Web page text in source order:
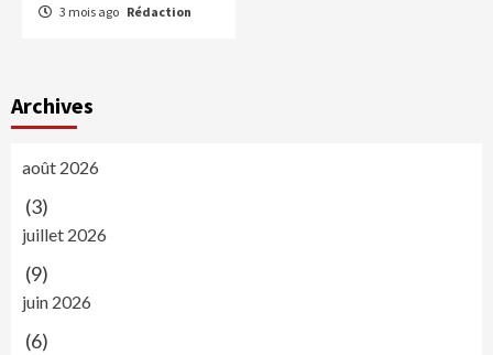
3 mois ago Rédaction
Archives
août 2026
(3)
juillet 2026
(9)
juin 2026
(6)